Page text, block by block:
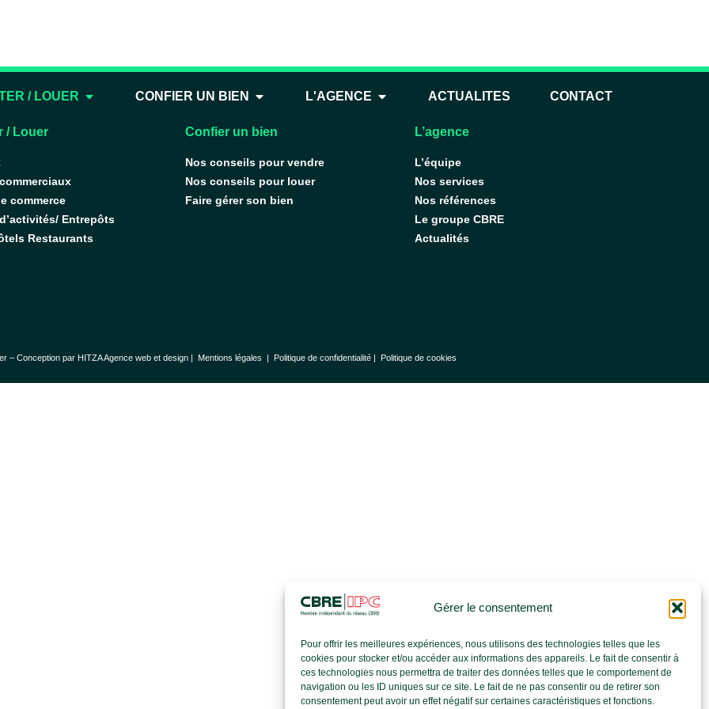
Gérer le consentement
Pour offrir les meilleures expériences, nous utilisons des technologies telles que les
cookies pour stocker et/ou accéder aux informations des appareils. Le fait de consentir à
ces technologies nous permettra de traiter des données telles que le comportement de
navigation ou les ID uniques sur ce site. Le fait de ne pas consentir ou de retirer son
consentement peut avoir un effet négatif sur certaines caractéristiques et fonctions.
/ LOUER CONFIER UN BIEN L'AGENCE ACTUALITES CONTACT
/ Louer
commerce
Entrepôts
Restaurants
Confier un bien
Nos conseils pour vendre
Nos conseils pour louer
Faire gérer son bien
L’agence
L’équipe
Nos services
Nos références
Le groupe CBRE
Actualités
– Conception par HITZA Agence web et design | Mentions légales | Politique de confidentialité | Politique de cookies